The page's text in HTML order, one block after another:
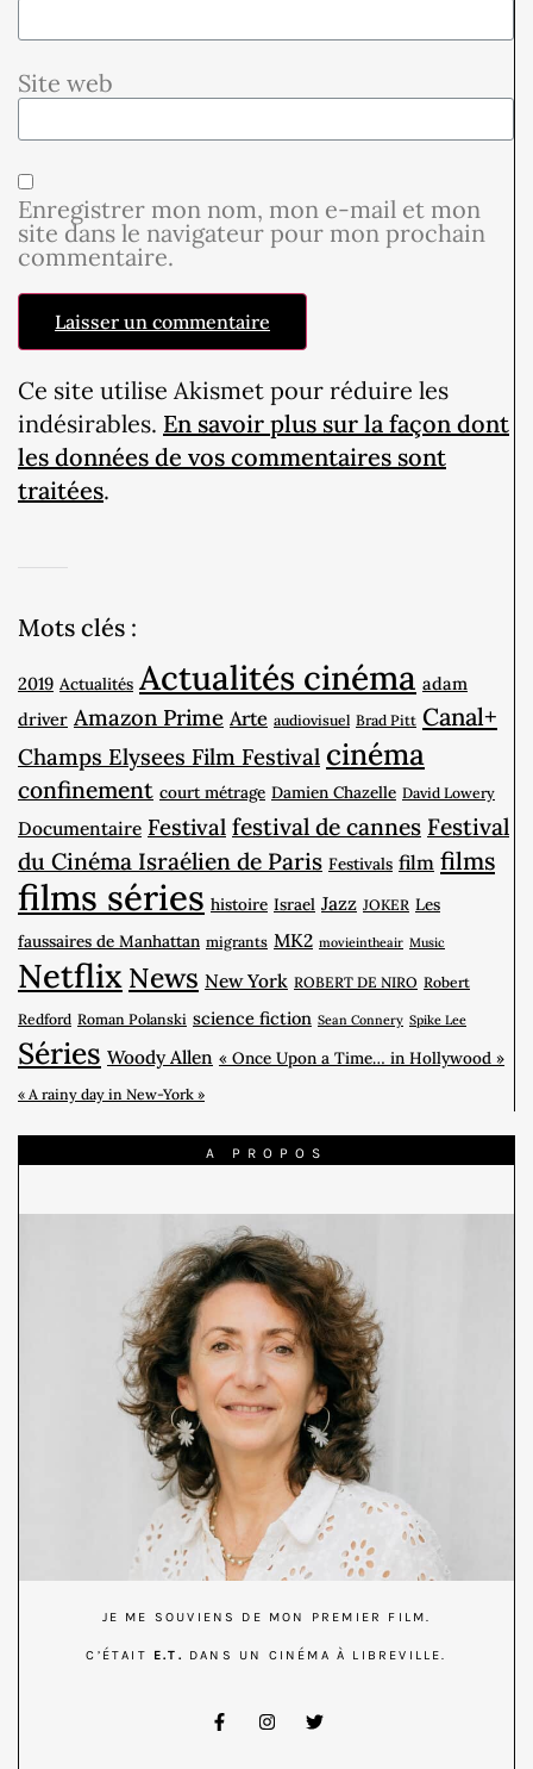
Site web
Enregistrer mon nom, mon e-mail et mon
site dans le navigateur pour mon prochain
commentaire.
Ce site utilise Akismet pour réduire les
indésirables. En savoir plus sur la façon dont
les données de vos commentaires sont
traitées.
Mots clés :
2019 Actualités Actualités cinéma adam
driver Amazon Prime Arte audiovisuel Brad Pitt Canal+
Champs Elysees Film Festival cinéma
confinement court métrage Damien Chazelle David Lowery
Documentaire Festival festival de cannes Festival
du Cinéma Israélien de Paris Festivals film films
films séries histoire Israel Jazz JOKER Les
faussaires de Manhattan migrants MK2 movieintheair Music
Netflix News New York ROBERT DE NIRO Robert
Redford Roman Polanski science fiction Sean Connery Spike Lee
Séries Woody Allen « Once Upon a Time… in Hollywood »
« A rainy day in New-York »
A PROPOS
JE ME SOUVIENS DE MON PREMIER FILM.
C’ÉTAIT E.T. DANS UN CINÉMA À LIBREVILLE.